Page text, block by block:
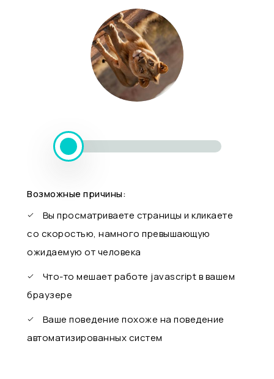
Возможные причины:
Вы просматриваете страницы и кликаете
со скоростью, намного превышающую
ожидаемую от человека
Что-то мешает работе javascript в вашем
браузере
Ваше поведение похоже на поведение
автоматизированных систем